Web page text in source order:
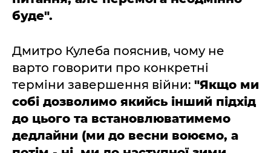
буде".
Дмитро Кулеба пояснив, чому не
варто говорити про конкретні
терміни завершення війни: "Якщо ми
собі дозволимо якийсь інший підхід
до цього та встановлюватимемо
дедлайни (ми до весни воюємо, а